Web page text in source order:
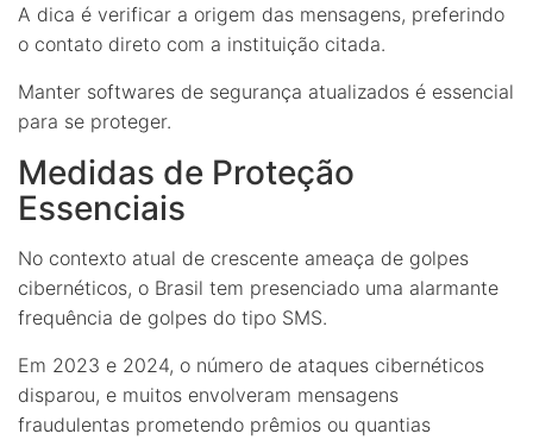
A dica é verificar a origem das mensagens, preferindo
o contato direto com a instituição citada.
Manter softwares de segurança atualizados é essencial
para se proteger.
Medidas de Proteção
Essenciais
No contexto atual de crescente ameaça de golpes
cibernéticos, o Brasil tem presenciado uma alarmante
frequência de golpes do tipo SMS.
Em 2023 e 2024, o número de ataques cibernéticos
disparou, e muitos envolveram mensagens
fraudulentas prometendo prêmios ou quantias